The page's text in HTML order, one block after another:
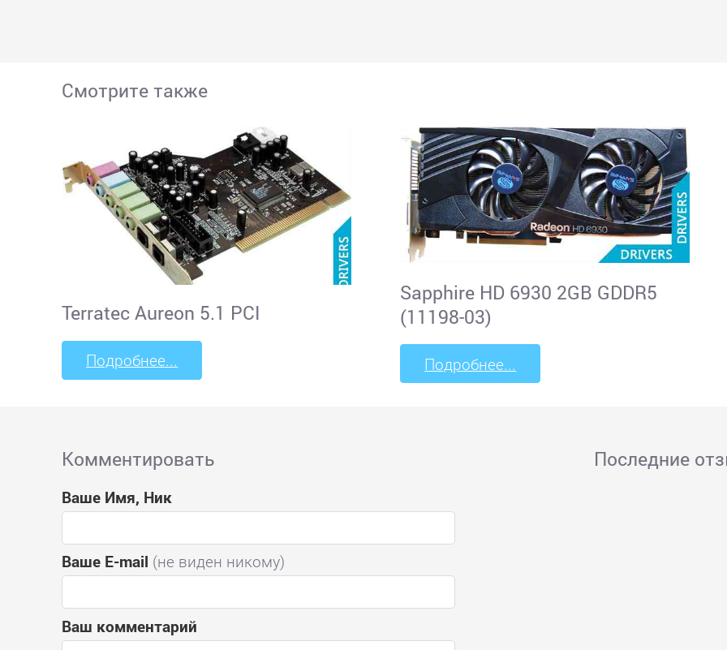
Смотрите также
Terratec Aureon 5.1 PCI
Подробнее...
Sapphire HD 6930 2GB GDDR5
(11198-03)
Подробнее...
Комментировать
Ваше Имя, Ник
Ваше E-mail (не виден никому)
Ваш комментарий
Последние